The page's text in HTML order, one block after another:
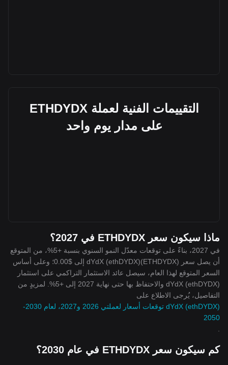
التقييمات الفنية لعملة ETHDYDX
على مدار يوم واحد
ماذا سيكون سعر ETHDYDX في 2027؟
في 2027، بناءً على توقعات معدّل النمو السنوي بنسبة +5%، من المتوقع
أن يصل سعر dYdX (ethDYDX)(ETHDYDX) إلى $0.00؛ وعلى أساس
السعر المتوقع لهذا العام، سيصل عائد الاستثمار التراكمي على استثمار
dYdX (ethDYDX) والاحتفاظ بها حتى نهاية 2027 إلى +5%. لمزيدٍ من
التفاصيل، يُرجى الاطلاع على
dYdX (ethDYDX) توقعات أسعار لعملتي 2026 و2027، لعام 2030-
2050
كم سيكون سعر ETHDYDX في عام 2030؟